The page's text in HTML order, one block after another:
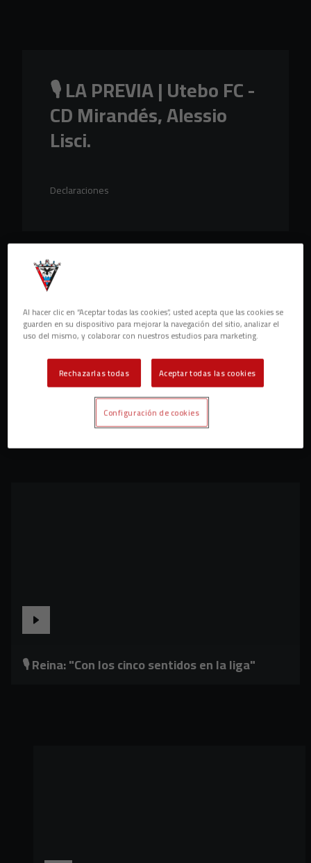
🎙️ LA PREVIA | Utebo FC -
CD Mirandés, Alessio
Lisci.
Declaraciones
🎙️ Reina: "Con los cinco sentidos en la liga"
Al hacer clic en “Aceptar todas las cookies”, usted acepta que las cookies se
guarden en su dispositivo para mejorar la navegación del sitio, analizar el
uso del mismo, y colaborar con nuestros estudios para marketing.
Rechazarlas todas Aceptar todas las cookies
Configuración de cookies